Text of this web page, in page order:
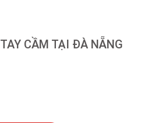
CẦM TẠI ĐÀ NẴNG